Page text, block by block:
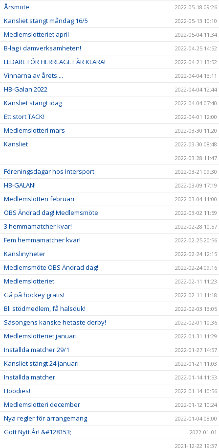
Årsmöte 2022-05-18 09:26
Kansliet stängt måndag 16/5 2022-05-13 10:10
Medlemslotteriet april 2022-05-04 11:34
B-lag i damverksamheten! 2022-04-25 14:52
LEDARE FÖR HERRLAGET ÄR KLARA! 2022-04-21 13:52
Vinnarna av årets.... 2022-04-04 13:11
HB-Galan 2022 2022-04-04 12:44
Kansliet stängt idag 2022-04-04 07:40
Ett stort TACK! 2022-04-01 12:00
Medlemslotteri mars 2022-03-30 11:20
Kansliet
2022-03-30 08:48
2022-03-28 11:47
Föreningsdagar hos Intersport 2022-03-21 09:30
HB-GALAN! 2022-03-09 17:19
Medlemslotteri februari 2022-03-04 11:00
OBS Ändrad dag! Medlemsmöte 2022-03-02 11:59
3 hemmamatcher kvar! 2022-02-28 10:57
Fem hemmamatcher kvar! 2022-02-25 20:56
Kanslinyheter 2022-02-24 12:15
Medlemsmöte OBS Ändrad dag! 2022-02-24 09:16
Medlemslotteriet 2022-02-11 11:23
Gå på hockey gratis! 2022-02-11 11:18
Bli stödmedlem, få halsduk! 2022-02-03 13:05
Säsongens kanske hetaste derby! 2022-02-01 10:36
Medlemslotteriet januari 2022-01-31 11:29
Inställda matcher 29/1 2022-01-27 14:57
Kansliet stängt 24 januari 2022-01-21 11:03
Inställda matcher 2022-01-14 11:53
Hoodies! 2022-01-14 10:56
Medlemslotteri december 2022-01-12 10:24
Nya regler för arrangemang 2022-01-04 08:00
Gott Nytt År! &#128153;
2022-01-01
2021-12-22 19:37